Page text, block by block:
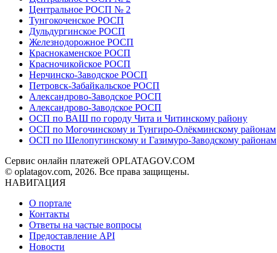
Центральное РОСП № 2
Тунгокоченское РОСП
Дульдургинское РОСП
Железнодорожное РОСП
Краснокаменское РОСП
Красночикойское РОСП
Нерчинско-Заводское РОСП
Петровск-Забайкальское РОСП
Александрово-Заводское РОСП
Александрово-Заводское РОСП
ОСП по ВАШ по городу Чита и Читинскому району
ОСП по Могочинскому и Тунгиро-Олёкминскому районам
ОСП по Шелопугинскому и Газимуро-Заводскому районам
Сервис онлайн платежей OPLATAGOV.COM
© oplatagov.com, 2026. Все права защищены.
НАВИГАЦИЯ
О портале
Контакты
Ответы на частые вопросы
Предоставление API
Новости